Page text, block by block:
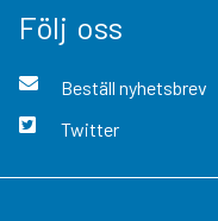
Följ oss
Beställ nyhetsbrev
Twitter